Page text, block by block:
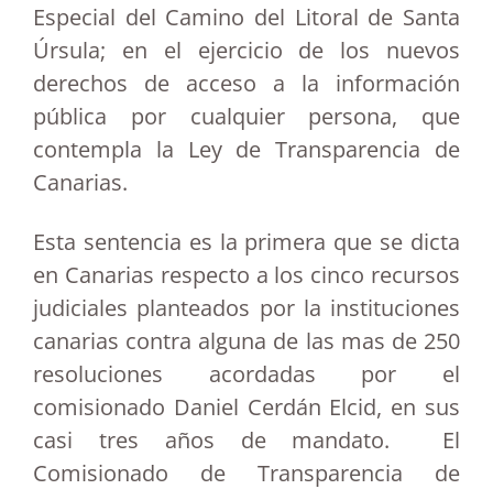
Especial del Camino del Litoral de Santa
Úrsula; en el ejercicio de los nuevos
derechos de acceso a la información
pública por cualquier persona, que
contempla la Ley de Transparencia de
Canarias.
Esta sentencia es la primera que se dicta
en Canarias respecto a los cinco recursos
judiciales planteados por la instituciones
canarias contra alguna de las mas de 250
resoluciones acordadas por el
comisionado Daniel Cerdán Elcid, en sus
casi tres años de mandato. El
Comisionado de Transparencia de